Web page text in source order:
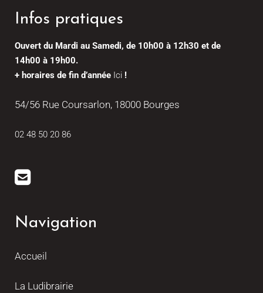
Infos pratiques
Ouvert du Mardi au Samedi, de 10h00 à 12h30 et de
14h00 à 19h00.
+ horaires de fin d’année Ici !
54/56 Rue Coursarlon, 18000 Bourges
02 48 50 20 86
Navigation
Accueil
La Ludibrairie